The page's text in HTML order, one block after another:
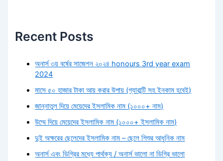
Recent Posts
অনার্স ৩য় বর্ষের সাজেশন ২০২৪ honours 3rd year exam
2024
মাসে ৫০ হাজার টাকা আয় করার উপায় (গ্যারান্টি সহ ইনকাম হবেই)
জান্নাতুল দিয়ে মেয়েদের ইসলামিক নাম (১০০০+ নাম)
উম্মে দিয়ে মেয়েদের ইসলামিক নাম (১০০০+ ইসলামিক নাম)
দুই অক্ষরের ছেলেদের ইসলামিক নাম – ছেলে শিশুর আধুনিক নাম
অনার্স এবং ডিগ্রির মধ্যে পার্থক্য / অনার্স ভালো না ডিগ্রি ভালো